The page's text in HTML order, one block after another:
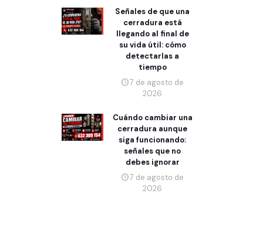
Señales de que una
cerradura está
llegando al final de
su vida útil: cómo
detectarlas a
tiempo
7 de agosto de
2026
Cuándo cambiar una
cerradura aunque
siga funcionando:
señales que no
debes ignorar
7 de agosto de
2026